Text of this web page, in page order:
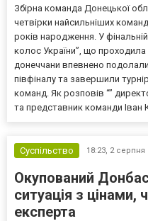
Збірна команда Донецької
четвірки найсильніших
років народження. У
колос України”, що
донеччани впевнено
півфіналу та завершили
команд. Як розповів “”
та представник команди Іван
Суспільство 18:23, 2 серпня
Окупований Донбас
ситуація з цінами,
експерта